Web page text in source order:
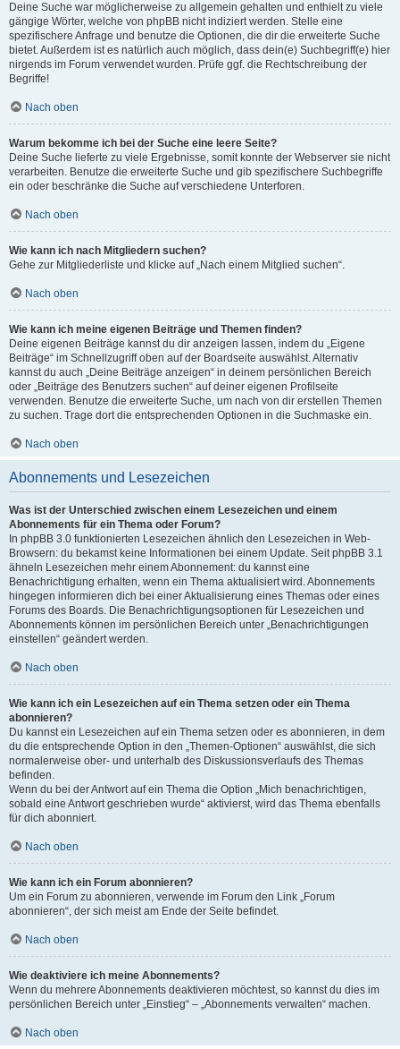
Deine Suche war möglicherweise zu allgemein gehalten und enthielt zu viele
gängige Wörter, welche von phpBB nicht indiziert werden. Stelle eine
spezifischere Anfrage und benutze die Optionen, die dir die erweiterte Suche
bietet. Außerdem ist es natürlich auch möglich, dass dein(e) Suchbegriff(e) hier
nirgends im Forum verwendet wurden. Prüfe ggf. die Rechtschreibung der
Begriffe!
Nach oben
Warum bekomme ich bei der Suche eine leere Seite?
Deine Suche lieferte zu viele Ergebnisse, somit konnte der Webserver sie nicht
verarbeiten. Benutze die erweiterte Suche und gib spezifischere Suchbegriffe
ein oder beschränke die Suche auf verschiedene Unterforen.
Nach oben
Wie kann ich nach Mitgliedern suchen?
Gehe zur Mitgliederliste und klicke auf „Nach einem Mitglied suchen“.
Nach oben
Wie kann ich meine eigenen Beiträge und Themen finden?
Deine eigenen Beiträge kannst du dir anzeigen lassen, indem du „Eigene
Beiträge“ im Schnellzugriff oben auf der Boardseite auswählst. Alternativ
kannst du auch „Deine Beiträge anzeigen“ in deinem persönlichen Bereich
oder „Beiträge des Benutzers suchen“ auf deiner eigenen Profilseite
verwenden. Benutze die erweiterte Suche, um nach von dir erstellen Themen
zu suchen. Trage dort die entsprechenden Optionen in die Suchmaske ein.
Nach oben
Abonnements und Lesezeichen
Was ist der Unterschied zwischen einem Lesezeichen und einem
Abonnements für ein Thema oder Forum?
In phpBB 3.0 funktionierten Lesezeichen ähnlich den Lesezeichen in Web-
Browsern: du bekamst keine Informationen bei einem Update. Seit phpBB 3.1
ähneln Lesezeichen mehr einem Abonnement: du kannst eine
Benachrichtigung erhalten, wenn ein Thema aktualisiert wird. Abonnements
hingegen informieren dich bei einer Aktualisierung eines Themas oder eines
Forums des Boards. Die Benachrichtigungsoptionen für Lesezeichen und
Abonnements können im persönlichen Bereich unter „Benachrichtigungen
einstellen“ geändert werden.
Nach oben
Wie kann ich ein Lesezeichen auf ein Thema setzen oder ein Thema
abonnieren?
Du kannst ein Lesezeichen auf ein Thema setzen oder es abonnieren, in dem
du die entsprechende Option in den „Themen-Optionen“ auswählst, die sich
normalerweise ober- und unterhalb des Diskussionsverlaufs des Themas
befinden.
Wenn du bei der Antwort auf ein Thema die Option „Mich benachrichtigen,
sobald eine Antwort geschrieben wurde“ aktivierst, wird das Thema ebenfalls
für dich abonniert.
Nach oben
Wie kann ich ein Forum abonnieren?
Um ein Forum zu abonnieren, verwende im Forum den Link „Forum
abonnieren“, der sich meist am Ende der Seite befindet.
Nach oben
Wie deaktiviere ich meine Abonnements?
Wenn du mehrere Abonnements deaktivieren möchtest, so kannst du dies im
persönlichen Bereich unter „Einstieg“ – „Abonnements verwalten“ machen.
Nach oben